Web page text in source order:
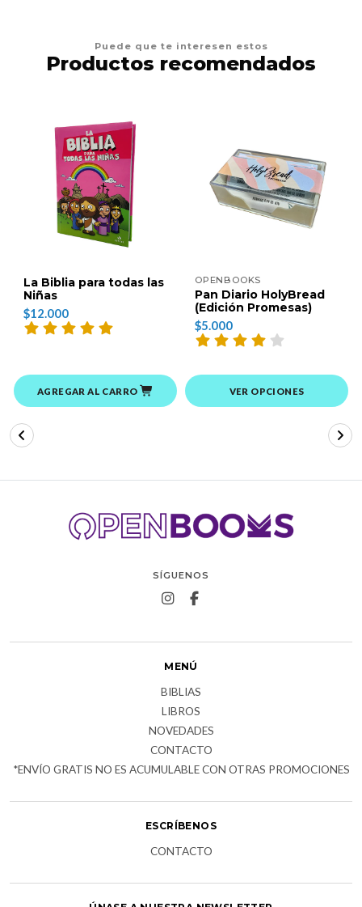
Puede que te interesen estos
Productos recomendados
La Biblia para todas las
Niñas
$12.000
AGREGAR AL CARRO
OPENBOOKS
Pan Diario HolyBread
(Edición Promesas)
$5.000
VER OPCIONES
SÍGUENOS
MENÚ
BIBLIAS
LIBROS
NOVEDADES
CONTACTO
*ENVÍO GRATIS NO ES ACUMULABLE CON OTRAS PROMOCIONES
ESCRÍBENOS
CONTACTO